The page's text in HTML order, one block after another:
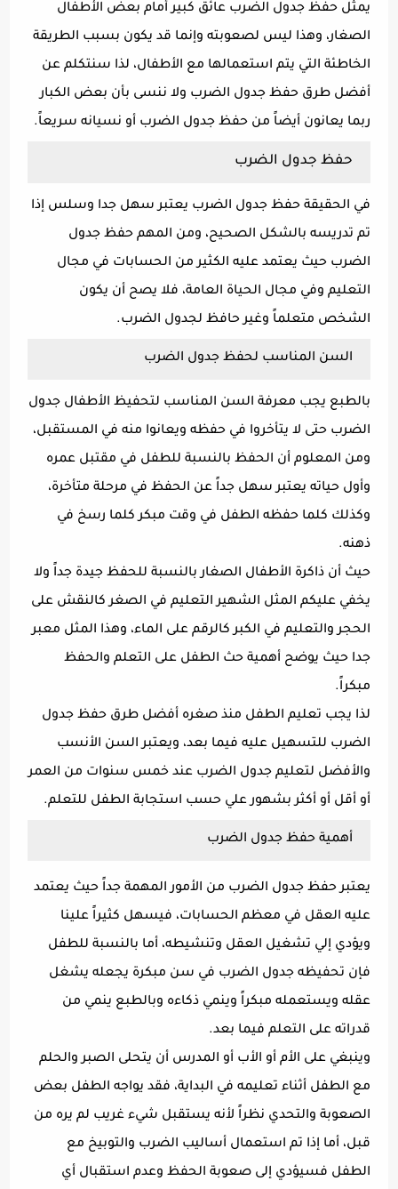
يمثل حفظ جدول الضرب عائق كبير أمام بعض الأطفال
الصغار، وهذا ليس لصعوبته وإنما قد يكون بسبب الطريقة
الخاطئة التي يتم استعمالها مع الأطفال، لذا سنتكلم عن
أفضل طرق حفظ جدول الضرب ولا ننسى بأن بعض الكبار
ربما يعانون أيضاً من حفظ جدول الضرب أو نسيانه سريعاً.
حفظ جدول الضرب
في الحقيقة حفظ جدول الضرب يعتبر سهل جدا وسلس إذا
تم تدريسه بالشكل الصحيح، ومن المهم حفظ جدول
الضرب حيث يعتمد عليه الكثير من الحسابات في مجال
التعليم وفي مجال الحياة العامة، فلا يصح أن يكون
الشخص متعلماً وغير حافظ لجدول الضرب.
السن المناسب لحفظ جدول الضرب
بالطبع يجب معرفة السن المناسب لتحفيظ الأطفال جدول
الضرب حتى لا يتأخروا في حفظه ويعانوا منه في المستقبل،
ومن المعلوم أن الحفظ بالنسبة للطفل في مقتبل عمره
وأول حياته يعتبر سهل جداً عن الحفظ في مرحلة متأخرة،
وكذلك كلما حفظه الطفل في وقت مبكر كلما رسخ في
ذهنه.
حيث أن ذاكرة الأطفال الصغار بالنسبة للحفظ جيدة جداً ولا
يخفي عليكم المثل الشهير التعليم في الصغر كالنقش على
الحجر والتعليم في الكبر كالرقم على الماء، وهذا المثل معبر
جدا حيث يوضح أهمية حث الطفل على التعلم والحفظ
مبكراً.
لذا يجب تعليم الطفل منذ صغره أفضل طرق حفظ جدول
الضرب للتسهيل عليه فيما بعد، ويعتبر السن الأنسب
والأفضل لتعليم جدول الضرب عند خمس سنوات من العمر
أو أقل أو أكثر بشهور علي حسب استجابة الطفل للتعلم.
أهمية حفظ جدول الضرب
يعتبر حفظ جدول الضرب من الأمور المهمة جداً حيث يعتمد
عليه العقل في معظم الحسابات، فيسهل كثيراً علينا
ويؤدي إلي تشغيل العقل وتنشيطه، أما بالنسبة للطفل
فإن تحفيظه جدول الضرب في سن مبكرة يجعله يشغل
عقله ويستعمله مبكراً وينمي ذكاءه وبالطبع ينمي من
قدراته على التعلم فيما بعد.
وينبغي على الأم أو الأب أو المدرس أن يتحلى الصبر والحلم
مع الطفل أثناء تعليمه في البداية، فقد يواجه الطفل بعض
الصعوبة والتحدي نظراً لأنه يستقبل شيء غريب لم يره من
قبل، أما إذا تم استعمال أساليب الضرب والتوبيخ مع
الطفل فسيؤدي إلى صعوبة الحفظ وعدم استقبال أي